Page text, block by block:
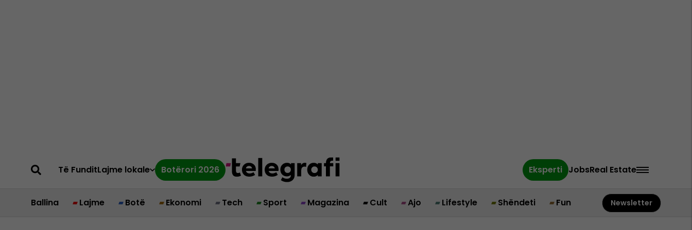
Të FunditLajme lokale Botërori 2026 Eksperti JobsReal Estate
Ballina Lajme Botë Ekonomi Tech Sport Magazina Cult Ajo Lifestyle Shëndeti Fun Newsletter